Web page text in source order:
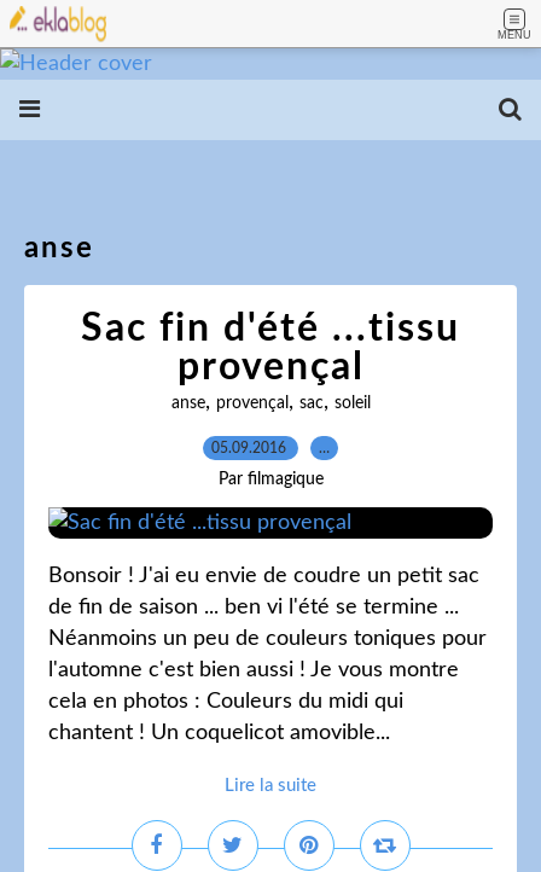
MENU
anse
Sac fin d'été ...tissu
provençal
anse, provençal , sac, soleil
05.09.2016 …
Par filmagique
Bonsoir ! J'ai eu envie de coudre un petit sac
de fin de saison ... ben vi l'été se termine ...
Néanmoins un peu de couleurs toniques pour
l'automne c'est bien aussi ! Je vous montre
cela en photos : Couleurs du midi qui
chantent ! Un coquelicot amovible...
Lire la suite